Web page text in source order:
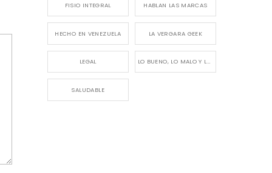
FISIO INTEGRAL HABLAN LAS MARCAS
HECHO EN VENEZUELA LA VERGARA GEEK
LEGAL LO BUENO, LO MALO Y LO FEO
SALUDABLE